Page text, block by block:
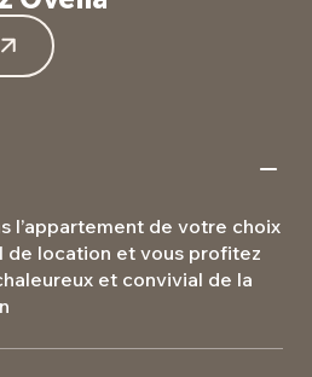
l’appartement de votre choix
de location et vous profitez
et convivial de la